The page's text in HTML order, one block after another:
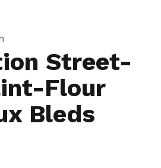
Street-
Flour
Bleds